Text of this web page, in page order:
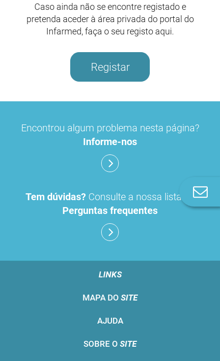
Caso ainda não se encontre registado e
pretenda aceder à área privada do portal do
Infarmed, faça o seu registo aqui.
Registar
Encontrou algum problema nesta página?
Informe-nos
Tem dúvidas? Consulte a nossa lista de
Perguntas frequentes
LINKS
MAPA DO SITE
AJUDA
SOBRE O SITE